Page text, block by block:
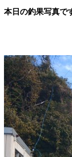
本日の釣果写真で